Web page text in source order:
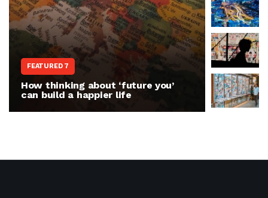
FEATURED 7
How thinking about ‘future you’
can build a happier life
WORLD
The
people
invasion